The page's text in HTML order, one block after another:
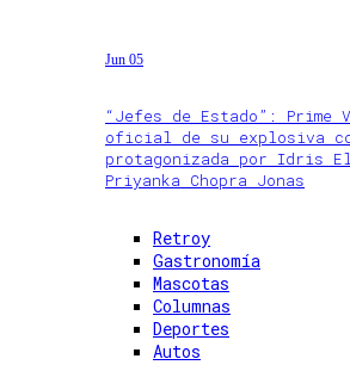
Jun 05
“Jefes de Estado”:
oficial de su explosiva
protagonizada por Idris
Priyanka Chopra Jonas
Retroy
Gastronomía
Mascotas
Columnas
Deportes
Autos